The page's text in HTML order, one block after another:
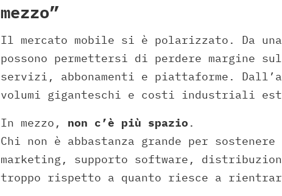
mezzo”
Il mercato mobile si è polarizzato. Da
possono permettersi di perdere margine
servizi, abbonamenti e piattaforme.
volumi giganteschi e costi industriali
In mezzo, non c’è più spazio .
Chi non è abbastanza grande per
marketing, supporto software,
troppo rispetto a quanto riesce a